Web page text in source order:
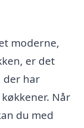
moderne,
er det
der har
Når
du med